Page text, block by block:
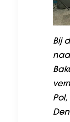
Bij